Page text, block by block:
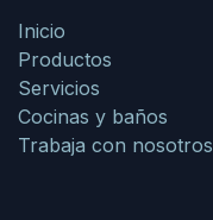
Inicio
Productos
Servicios
Cocinas y baños
Trabaja con nosotros